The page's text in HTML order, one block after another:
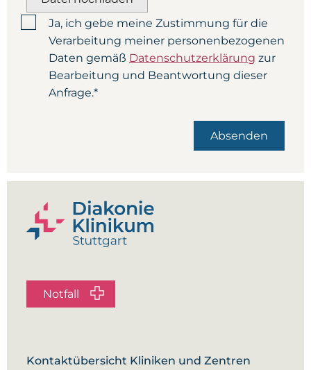
Ja, ich gebe meine Zustimmung für die
Verarbeitung meiner personenbezogenen
Daten gemäß Datenschutzerklärung zur
Bearbeitung und Beantwortung dieser
Anfrage.*
Absenden
Kontaktübersicht Kliniken und Zentren
Notfall